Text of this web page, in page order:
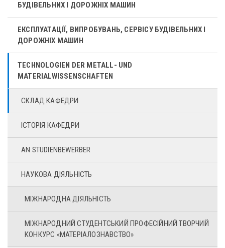
БУДІВЕЛЬНИХ І ДОРОЖНІХ МАШИН
ЕКСПЛУАТАЦІЇ, ВИПРОБУВАНЬ, СЕРВІСУ БУДІВЕЛЬНИХ І
ДОРОЖНІХ МАШИН
TECHNOLOGIEN DER METALL- UND
MATERIALWISSENSCHAFTEN
СКЛАД КАФЕДРИ
ІСТОРІЯ КАФЕДРИ
AN STUDIENBEWERBER
НАУКОВА ДІЯЛЬНІСТЬ
МІЖНАРОДНА ДІЯЛЬНІСТЬ
МІЖНАРОДНИЙ СТУДЕНТСЬКИЙ ПРОФЕСІЙНИЙ ТВОРЧИЙ
КОНКУРС «МАТЕРІАЛОЗНАВСТВО»